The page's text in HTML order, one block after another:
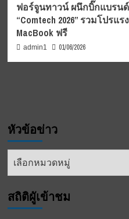
ฟอร์จูนทาวน์ ผนึกบิ๊กแบรนด์
“Comtech 2026” รวมโปร
MacBook ฟรี
admin1 01/06/2026
หัวข้อข่าว
หัวข้อ
สถิติผูัเข้าชม